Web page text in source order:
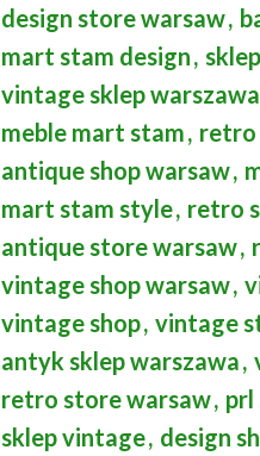
design store warsaw,
mart stam design,
vintage sklep warszawa
meble mart stam, retro
antique shop warsaw,
mart stam style, retro
antique store warsaw,
vintage shop warsaw,
vintage shop, vintage
antyk sklep warszawa,
retro store warsaw, prl
sklep vintage, design